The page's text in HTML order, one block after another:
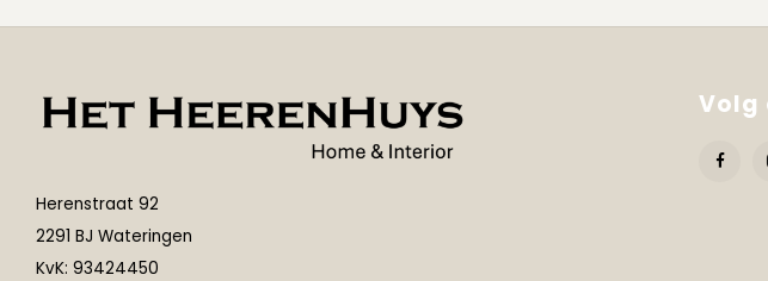
Herenstraat 92
2291 BJ Wateringen
KvK: 93424450
Volg